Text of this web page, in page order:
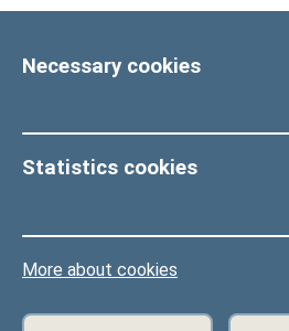
Necessary cookies
Statistics cookies
More about cookies
Voting records